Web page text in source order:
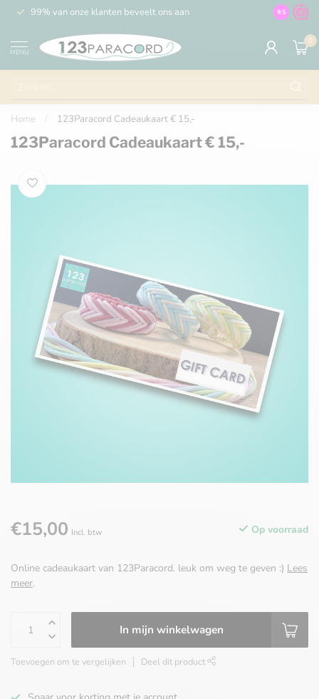
99% van onze klanten beveelt ons aan 100% de
9.5
MENU
0
Home 123Paracord Cadeaukaart € 15,-
123Paracord Cadeaukaart € 15,-
€15,00 Incl. btw Op voorraad
Online cadeaukaart van 123Paracord. leuk om weg te geven :) Lees
meer.
In mijn winkelwagen
Toevoegen om te vergelijken Deel dit product